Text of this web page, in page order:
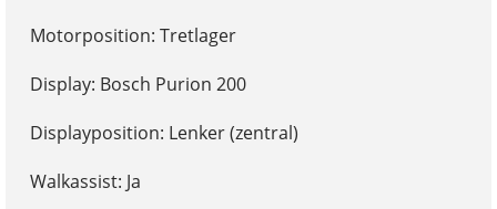
Motorposition: Tretlager
Display: Bosch Purion 200
Displayposition: Lenker (zentral)
Walkassist: Ja